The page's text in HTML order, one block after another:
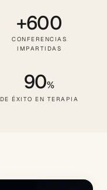
+600
CONFERENCIAS
IMPARTIDAS
90%
DE ÉXITO EN TERAPIA